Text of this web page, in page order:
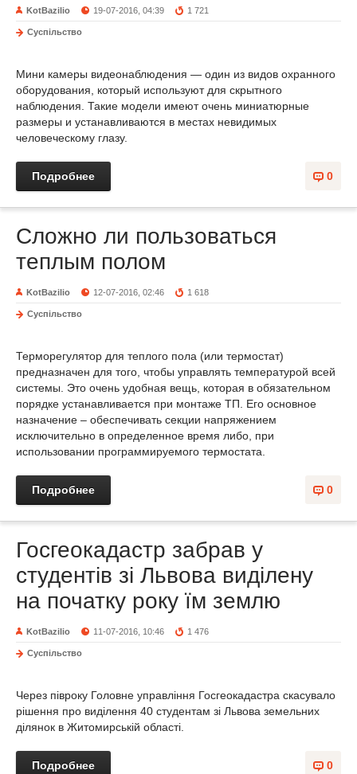
KotBazilio 19-07-2016, 04:39 1 721
Суспільство
Мини камеры видеонаблюдения — один из видов охранного
оборудования, который используют для скрытного
наблюдения. Такие модели имеют очень миниатюрные
размеры и устанавливаются в местах невидимых
человеческому глазу.
0
Подробнее
Сложно ли пользоваться
теплым полом
KotBazilio 12-07-2016, 02:46 1 618
Суспільство
Терморегулятор для теплого пола (или термостат)
предназначен для того, чтобы управлять температурой всей
системы. Это очень удобная вещь, которая в обязательном
порядке устанавливается при монтаже ТП. Его основное
назначение – обеспечивать секции напряжением
исключительно в определенное время либо, при
использовании программируемого термостата.
0
Подробнее
Госгеокадастр забрав у
студентів зі Львова виділену
на початку року їм землю
KotBazilio 11-07-2016, 10:46 1 476
Суспільство
Через півроку Головне управління Госгеокадастра скасувало
рішення про виділення 40 студентам зі Львова земельних
ділянок в Житомирській області.
0
Подробнее